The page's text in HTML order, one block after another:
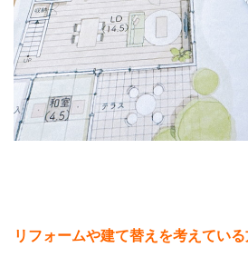
リフォームや建て替えを考えている